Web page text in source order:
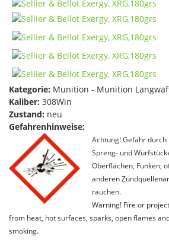
Kategorie: Munition - Munition
Kaliber: 308Win
Zustand: neu
Gefahrenhinweise:
Achtung! Gefahr durch
Spreng- und
Oberflächen, Funken,
anderen
rauchen.
Warning! Fire or
from heat, hot surfaces, sparks, open flames
smoking.